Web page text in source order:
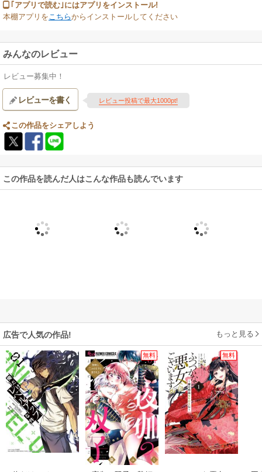
｢アプリで読む｣にはアプリをインストール!
本棚アプリをこちらからインストールしてください
みんなのレビュー
レビュー募集中！
レビューを書く レビュー投稿で最大1000pt!
この作品をシェアしよう
この作品を読んだ人はこんな作品も読んでいます
広告で人気の作品! もっと見る
無料 無料